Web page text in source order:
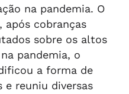
na pandemia. O
após cobranças
sobre os altos
pandemia, o
a forma de
e reuniu diversas